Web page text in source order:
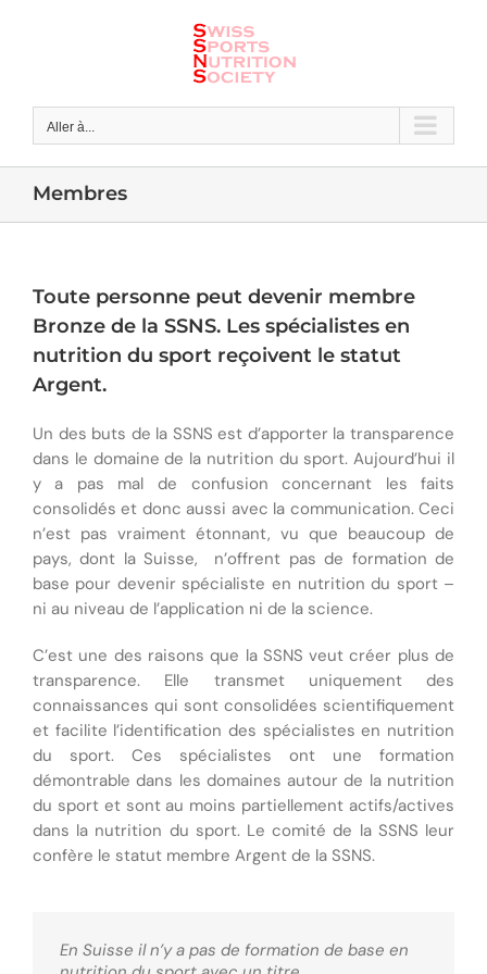
Aller à...
Membres
Toute personne peut devenir membre
Bronze de la SSNS. Les spécialistes en
nutrition du sport reçoivent le statut
Argent.
Un des buts de la SSNS est d’apporter la transparence
dans le domaine de la nutrition du sport. Aujourd’hui il
y a pas mal de confusion concernant les faits
consolidés et donc aussi avec la communication. Ceci
n’est pas vraiment étonnant, vu que beaucoup de
pays, dont la Suisse, n’offrent pas de formation de
base pour devenir spécialiste en nutrition du sport –
ni au niveau de l’application ni de la science.
C’est une des raisons que la SSNS veut créer plus de
transparence. Elle transmet uniquement des
connaissances qui sont consolidées scientifiquement
et facilite l’identification des spécialistes en nutrition
du sport. Ces spécialistes ont une formation
démontrable dans les domaines autour de la nutrition
du sport et sont au moins partiellement actifs/actives
dans la nutrition du sport. Le comité de la SSNS leur
confère le statut membre Argent de la SSNS.
En Suisse il n’y a pas de formation de base en